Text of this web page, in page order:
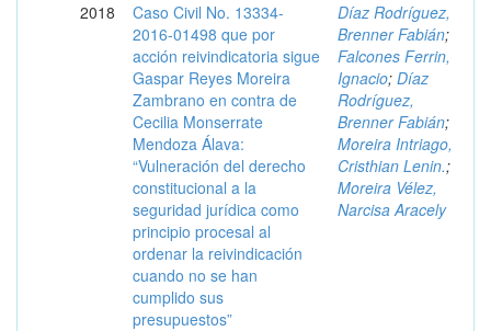
2018
Caso Civil No. 13334-
2016-01498 que por
acción reivindicatoria sigue
Gaspar Reyes Moreira
Zambrano en contra de
Cecilia Monserrate
Mendoza Álava:
“Vulneración del derecho
constitucional a la
seguridad jurídica como
principio procesal al
ordenar la reivindicación
cuando no se han
cumplido sus
presupuestos”
Díaz Rodríguez,
Brenner Fabián;
Falcones Ferrin,
Ignacio; Díaz
Rodríguez,
Brenner Fabián;
Moreira Intriago,
Cristhian Lenin.;
Moreira Vélez,
Narcisa Aracely